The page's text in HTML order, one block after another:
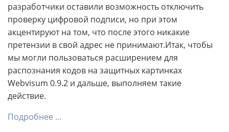
разработчики оставили возможность отключить
проверку цифровой подписи, но при этом
акцентируют на том, что после этого никакие
претензии в свой адрес не принимают.Итак, чтобы
мы могли пользоваться расширением для
распознания кодов на защитных картинках
Webvisum 0.9.2 и дальше, выполняем такие
действие.
Подробнее …